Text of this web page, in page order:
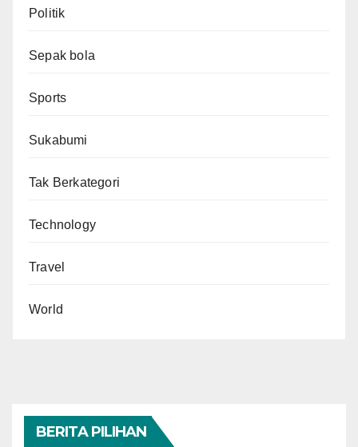
Politik
Sepak bola
Sports
Sukabumi
Tak Berkategori
Technology
Travel
World
BERITA PILIHAN